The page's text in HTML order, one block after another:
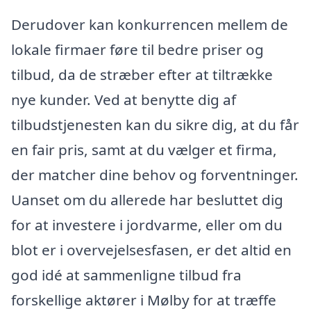
Derudover kan konkurrencen mellem de
lokale firmaer føre til bedre priser og
tilbud, da de stræber efter at tiltrække
nye kunder. Ved at benytte dig af
tilbudstjenesten kan du sikre dig, at du får
en fair pris, samt at du vælger et firma,
der matcher dine behov og forventninger.
Uanset om du allerede har besluttet dig
for at investere i jordvarme, eller om du
blot er i overvejelsesfasen, er det altid en
god idé at sammenligne tilbud fra
forskellige aktører i Mølby for at træffe